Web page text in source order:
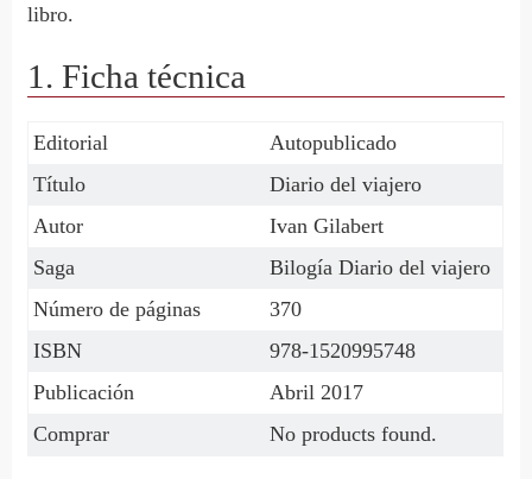
libro.
1. Ficha técnica
Editorial
Autopublicado
Título
Diario del viajero
Autor
Ivan Gilabert
Saga
Bilogía Diario del viajero
Número de páginas
370
ISBN
978-1520995748
Publicación
Abril 2017
Comprar
No products found.